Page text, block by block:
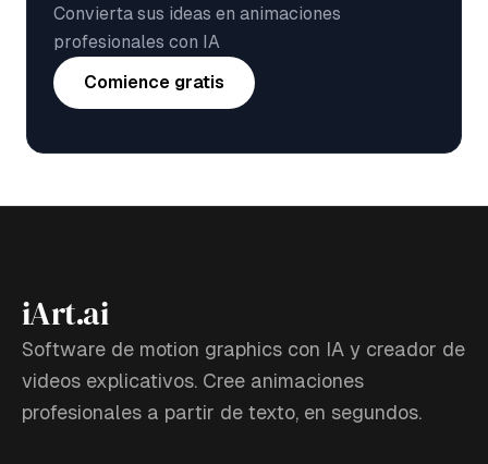
Convierta sus ideas en animaciones
profesionales con IA
Comience gratis
iArt.ai
Software de motion graphics con IA y creador de
videos explicativos. Cree animaciones
profesionales a partir de texto, en segundos.